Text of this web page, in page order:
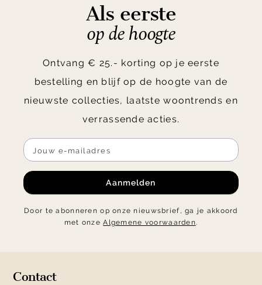
Als eerste
op de hoogte
Ontvang € 25.- korting op je eerste
bestelling en blijf op de hoogte van de
nieuwste collecties, laatste woontrends en
verrassende acties.
Aanmelden
Door te abonneren op onze nieuwsbrief, ga je akkoord
met onzeAlgemene voorwaarden.
Contact